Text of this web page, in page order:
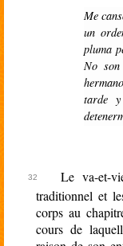
Me canso. Cada vez que la historia requiere
un
pluma
No
tarde
Le va-et-
traditionnel et
corps au
cours de